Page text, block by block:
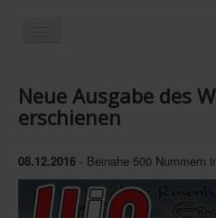
Magazine
Podcast
SpieleMag
Neue Ausgabe des
erschienen
08.12.2016 - Beinahe 500 Nummern